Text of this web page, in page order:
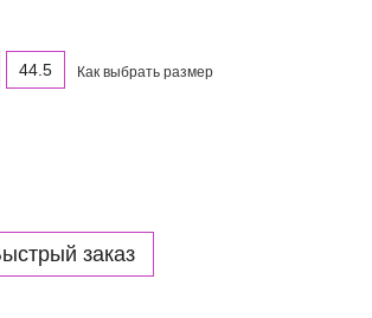
44.5 Как выбрать размер
заказ